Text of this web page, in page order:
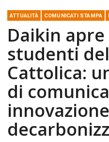
ATTUALITÀ COMUNICATI STAMPA
Daikin
studenti
Cattolica:
di